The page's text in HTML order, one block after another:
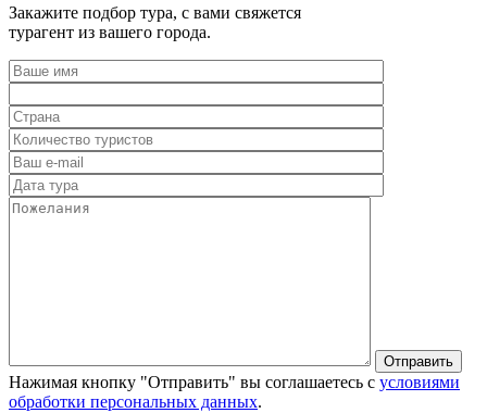
Закажите подбор тура, с вами свяжется
турагент из вашего города.
Нажимая кнопку "Отправить" вы соглашаетесь с условиями
обработки персональных данных.